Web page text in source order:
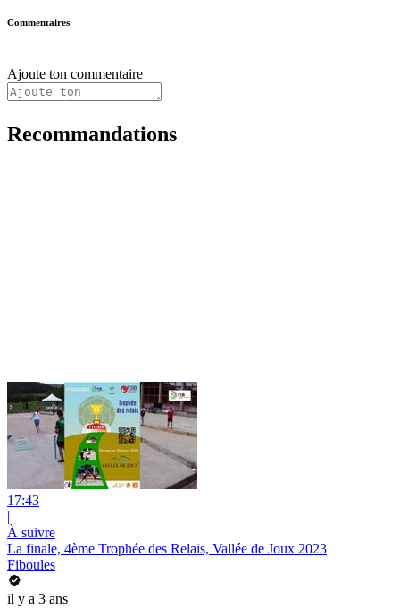
Commentaires
Ajoute ton commentaire
Recommandations
17:43
|
À suivre
La finale, 4ème Trophée des Relais, Vallée de Joux 2023
Fiboules
il y a 3 ans